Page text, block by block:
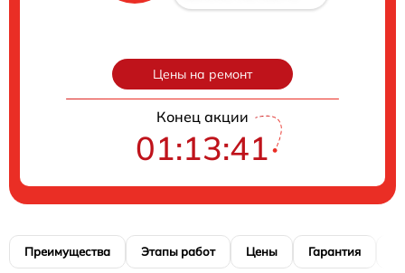
Цены на ремонт
Конец акции
01:13:40
Преимущества Этапы работ Цены Гарантия